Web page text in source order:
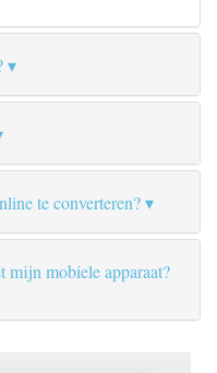
te converteren?
mijn mobiele apparaat?